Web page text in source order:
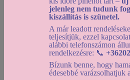
Tökéletes ízek, nagyon
minőségi csomagolás. Igazán
csomagot választani!
jelenleg nem tudunk
kiszállítás is szünetel.
A már leadott
teljesítjük, ezzel
alábbi telefonszámon
rendelkezésre: 📞
Bízunk benne, hogy
édesebbé varázsolhatjuk